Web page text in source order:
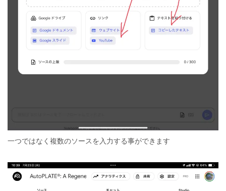
一つではなく複数のソースを入力する事ができます